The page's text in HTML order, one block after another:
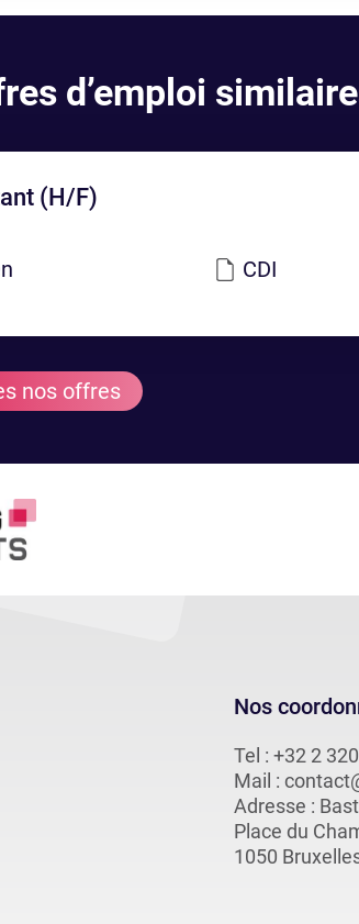
d’emploi
(H/F)
CDI
nos offres
Nos
Tel : +32 2
Mail :
Adresse :
Place du
1050